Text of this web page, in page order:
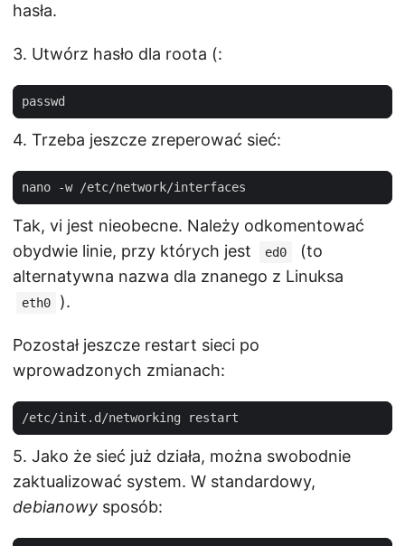
hasła.
3. Utwórz hasło dla roota (:
4. Trzeba jeszcze zreperować sieć:
Tak, vi jest nieobecne. Należy odkomentować
obydwie linie, przy których jest
ed0
(to
alternatywna nazwa dla znanego z Linuksa
eth0 ).
Pozostał jeszcze restart sieci po
wprowadzonych zmianach:
5. Jako że sieć już działa, można swobodnie
zaktualizować system. W standardowy,
debianowy sposób: